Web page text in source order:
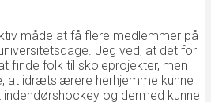
måde at få flere medlemmer på
Jeg ved, at det for
finde folk til skoleprojekter, men
at idrætslærere herhjemme kunne
indendørshockey og dermed kunne